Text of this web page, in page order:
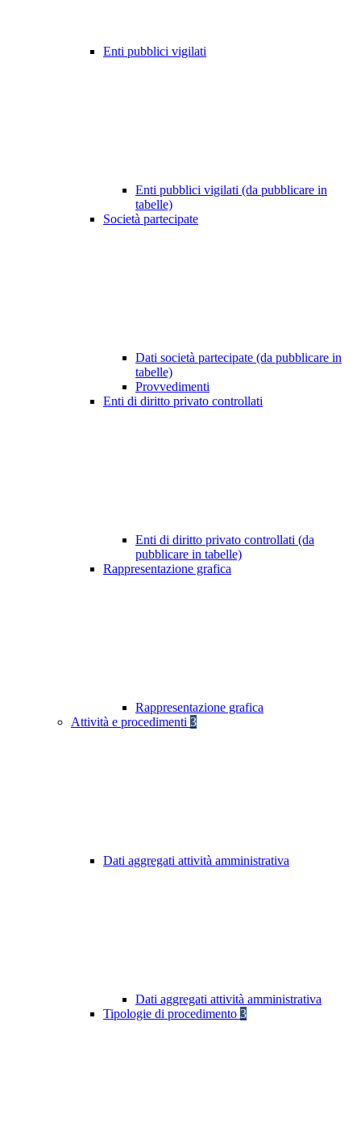
Enti pubblici vigilati
Enti pubblici vigilati (da pubblicare in
tabelle)
Società partecipate
Dati società partecipate (da pubblicare in
tabelle)
Provvedimenti
Enti di diritto privato controllati
Enti di diritto privato controllati (da
pubblicare in tabelle)
Rappresentazione grafica
Rappresentazione grafica
Attività e procedimenti 3
Dati aggregati attività amministrativa
Dati aggregati attività amministrativa
Tipologie di procedimento 3